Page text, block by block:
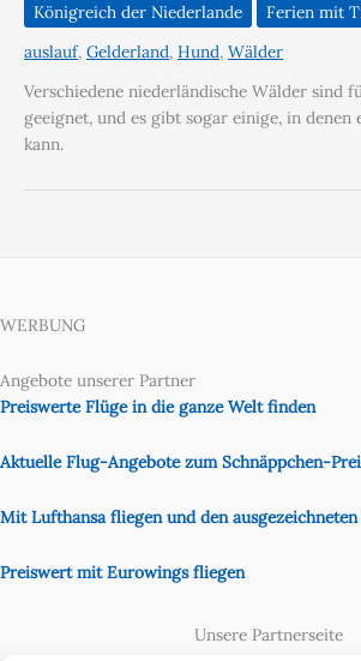
Königreich der Niederlande
Ferien mit
auslauf, Gelderland, Hund, Wälder
Verschiedene niederländische Wälder sind
geeignet, und es gibt sogar einige, in
kann.
WERBUNG
Angebote unserer Partner
Preiswerte Flüge in die ganze Welt finden
Aktuelle Flug-Angebote zum Schnäppchen-
Mit Lufthansa fliegen und den
Preiswert mit Eurowings fliegen
Unsere Partnerseite